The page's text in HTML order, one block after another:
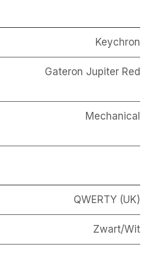
Keychron
Gateron Jupiter Red
Mechanical
QWERTY (UK)
Zwart/Wit